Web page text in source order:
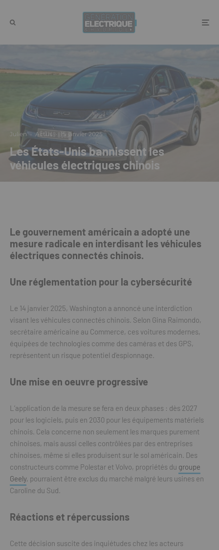
Julien · Actus · 15 janvier 2025
Les États-Unis bannissent les
véhicules électriques chinois
Le gouvernement américain a adopté une
mesure radicale en interdisant les véhicules
électriques connectés chinois.
Une réglementation pour la cybersécurité
Le 14 janvier 2025, Washington a annoncé une interdiction
visant les véhicules connectés chinois. Selon Gina Raimondo,
secrétaire américaine au Commerce, ces voitures modernes,
équipées de technologies comme des caméras et des GPS,
représentent un risque potentiel d’espionnage.
Une mise en oeuvre progressive
L’application de la mesure se fera en deux phases : dès 2027
pour les logiciels, puis en 2030 pour les équipements matériels
chinois. Cela concerne non seulement les marques purement
chinoises, mais aussi celles contrôlées par des entreprises
chinoises, même si elles produisent sur le sol américain. Des
constructeurs comme Polestar et Volvo, propriétés du groupe
Geely, pourraient être exclus du marché malgré leurs usines en
Caroline du Sud.
Réactions et répercussions
Cette décision suscite des inquiétudes chez les acteurs